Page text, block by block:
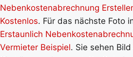
Nebenkostenabrechnung
Kostenlos. Für das nächste Foto
Erstaunlich
Vermieter Beispiel. Sie sehen